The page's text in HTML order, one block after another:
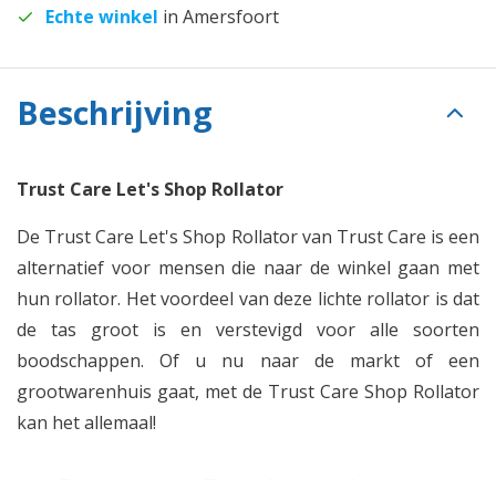
Echte winkel in Amersfoort
Beschrijving
Trust Care Let's Shop Rollator
De Trust Care Let's Shop Rollator van Trust Care is een
alternatief voor mensen die naar de winkel gaan met
hun rollator. Het voordeel van deze lichte rollator is dat
de tas groot is en verstevigd voor alle soorten
boodschappen. Of u nu naar de markt of een
grootwarenhuis gaat, met de Trust Care Shop Rollator
kan het allemaal!